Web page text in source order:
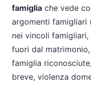
famiglia che vede
argomenti famigliari
nei vincoli
fuori dal
famiglia
breve, violenza